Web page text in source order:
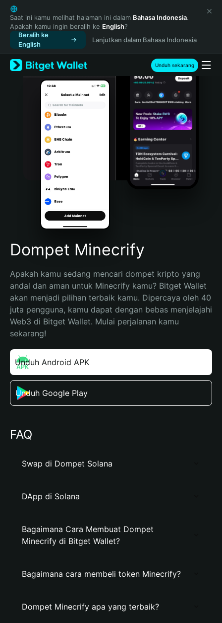
English
日本語
Tiếng Việt
Русский
Español (Latinoamérica)
Türkçe
Italiano
Português (Portugal)
Bahasa Indonesia
Português (Brasil)
Español (Argentina)
Saat ini kamu melihat halaman ini dalam Bahasa Indonesia.
Apakah kamu ingin beralih ke English?
Beralih ke
English
Lanjutkan dalam Bahasa Indonesia
Unduh sekarang
Dompet Minecrify
Apakah kamu sedang mencari dompet kripto yang
andal dan aman untuk Minecrify kamu? Bitget Wallet
akan menjadi pilihan terbaik kamu. Dipercaya oleh 40
juta pengguna, kamu dapat dengan bebas menjelajahi
Web3 di Bitget Wallet. Mulai perjalanan kamu
sekarang!
Unduh Android APK
Unduh Google Play
FAQ
Swap di Dompet Solana
DApp di Solana
Bagaimana Cara Membuat Dompet
Minecrify di Bitget Wallet?
Bagaimana cara membeli token Minecrify?
Dompet Minecrify apa yang terbaik?